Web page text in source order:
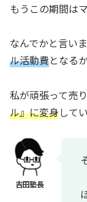
もうこの期間は
なんでかと言い
ル活動費となる
私が頑張って売
ル』に変身して